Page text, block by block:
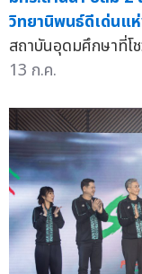
วิทยานิพนธ์ดีเด่นแ
สถาบันอุดมศึกษาที่โ
13 ก.ค.